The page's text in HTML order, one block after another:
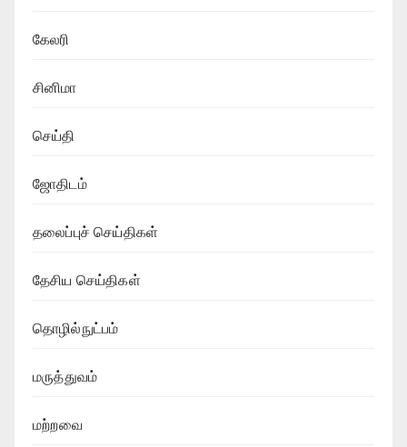
கேலரி
சினிமா
செய்தி
ஜோதிடம்
தலைப்புச் செய்திகள்
தேசிய செய்திகள்
தொழில்நுட்பம்
மருத்துவம்
மற்றவை